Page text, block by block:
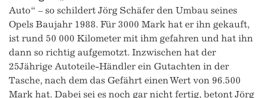
Auto“ – so schildert Jörg Schäfer den Umbau seines
Opels Baujahr 1988. Für 3000 Mark hat er ihn gekauft,
ist rund 50 000 Kilometer mit ihm gefahren und hat ihn
dann so richtig aufgemotzt. Inzwischen hat der
25Jährige Autoteile-Händler ein Gutachten in der
Tasche, nach dem das Gefährt einen Wert von 96.500
Mark hat. Dabei sei es noch gar nicht fertig, betont Jörg